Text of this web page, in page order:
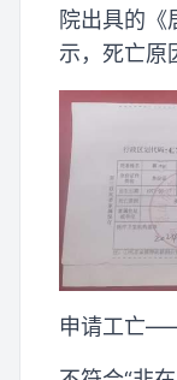
院出具的《
示，死亡原
申请工亡